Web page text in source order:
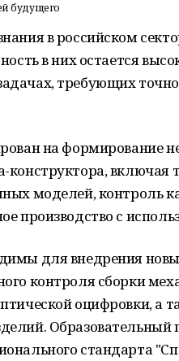
будущего
в российском
в них остается
требующих
на формирование
конструктора, включая
моделей, контроль
производство с
для внедрения
контроля сборки
оцифровки, а
Образовательный
стандарта